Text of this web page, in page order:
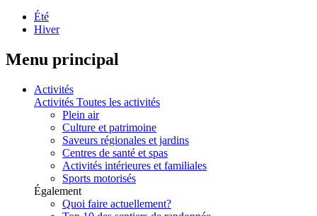
Été
Hiver
Menu principal
Activités
Activités Toutes les activités
Plein air
Culture et patrimoine
Saveurs régionales et jardins
Centres de santé et spas
Activités intérieures et familiales
Sports motorisés
Également
Quoi faire actuellement?